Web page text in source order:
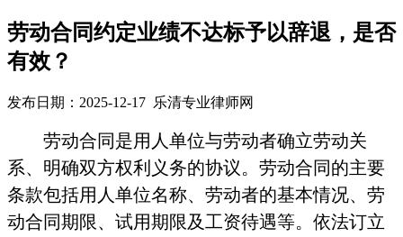
劳动合同约定业绩不达标予以辞退，是否
有效？
发布日期：2025-12-17 乐清专业律师网
劳动合同是用人单位与劳动者确立劳动关
系、明确双方权利义务的协议。劳动合同的主要
条款包括用人单位名称、劳动者的基本情况、劳
动合同期限、试用期限及工资待遇等。依法订立